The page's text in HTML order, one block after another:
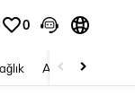
0
Ayakkabı